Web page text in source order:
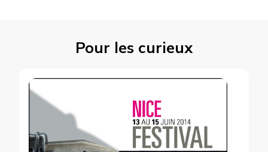
Pour les curieux